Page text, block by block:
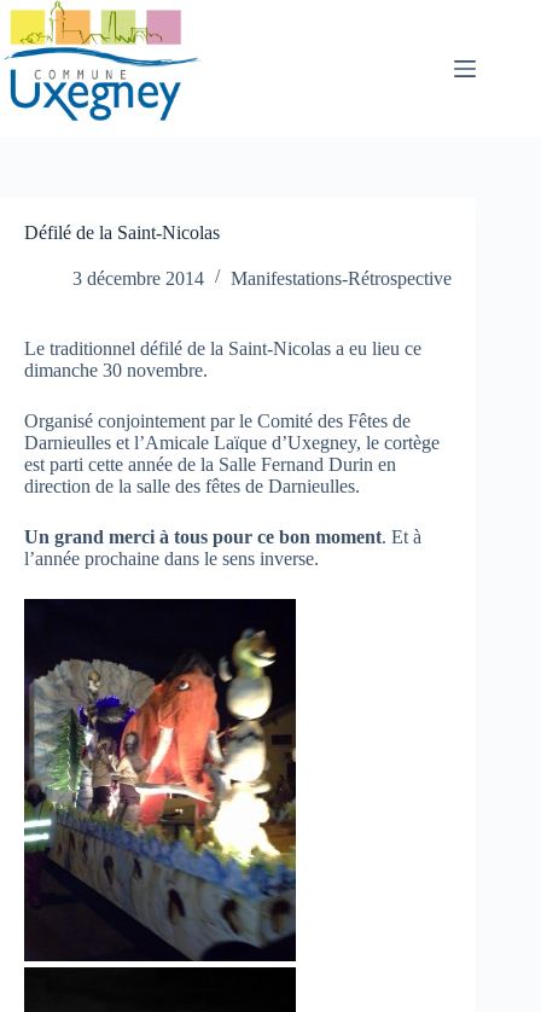
Passer
contenu
Défilé de la Saint-Nicolas
3 décembre 2014 Manifestations-Rétrospective
Le traditionnel défilé de la Saint-Nicolas a eu lieu ce
dimanche 30 novembre.
Organisé conjointement par le Comité des Fêtes de
Darnieulles et l’Amicale Laïque d’Uxegney, le cortège
est parti cette année de la Salle Fernand Durin en
direction de la salle des fêtes de Darnieulles.
Un grand merci à tous pour ce bon moment. Et à
l’année prochaine dans le sens inverse.